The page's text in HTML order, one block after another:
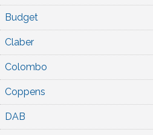
Budget
Claber
Colombo
Coppens
DAB